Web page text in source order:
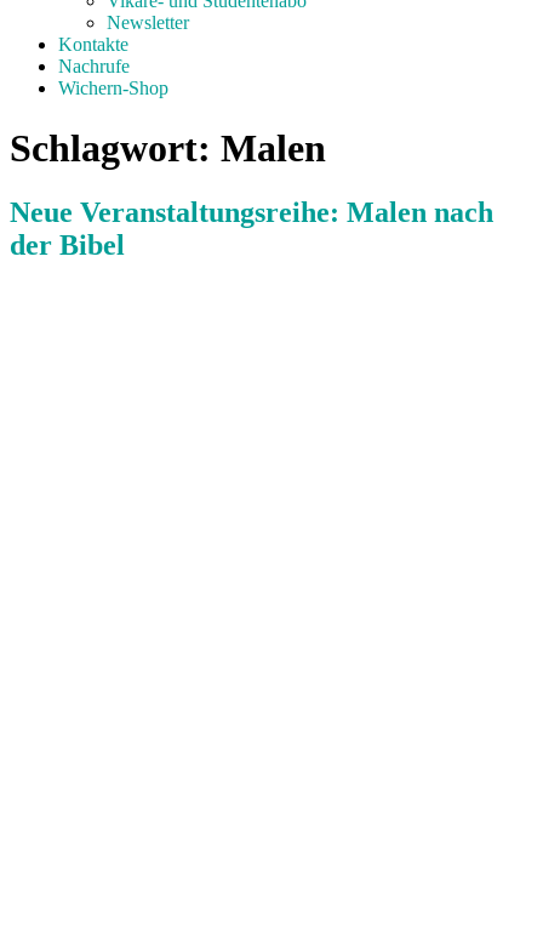
Newsletter
Kontakte
Nachrufe
Wichern-Shop
Schlagwort: Malen
Neue Veranstaltungsreihe: Malen nach
der Bibel